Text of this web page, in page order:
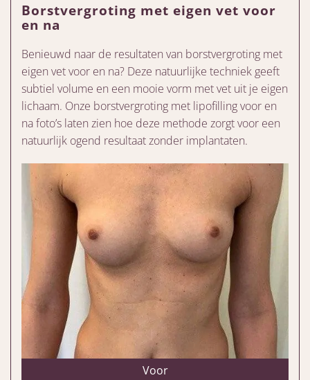
Borstvergroting met eigen vet voor
en na
Benieuwd naar de resultaten van borstvergroting met
eigen vet voor en na? Deze natuurlijke techniek geeft
subtiel volume en een mooie vorm met vet uit je eigen
lichaam. Onze borstvergroting met lipofilling voor en
na foto’s laten zien hoe deze methode zorgt voor een
natuurlijk ogend resultaat zonder implantaten.
Voor